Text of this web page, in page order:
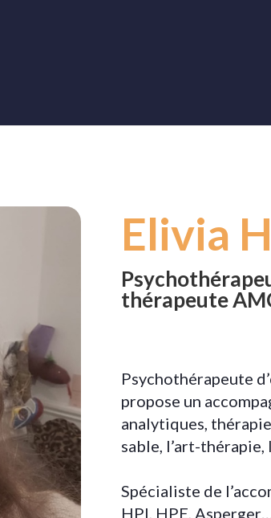
Elivia
thérapeute
Psychothérapeute
propose un
analytiques,
sable, l’art-
Spécialiste de
HPI, HPE,